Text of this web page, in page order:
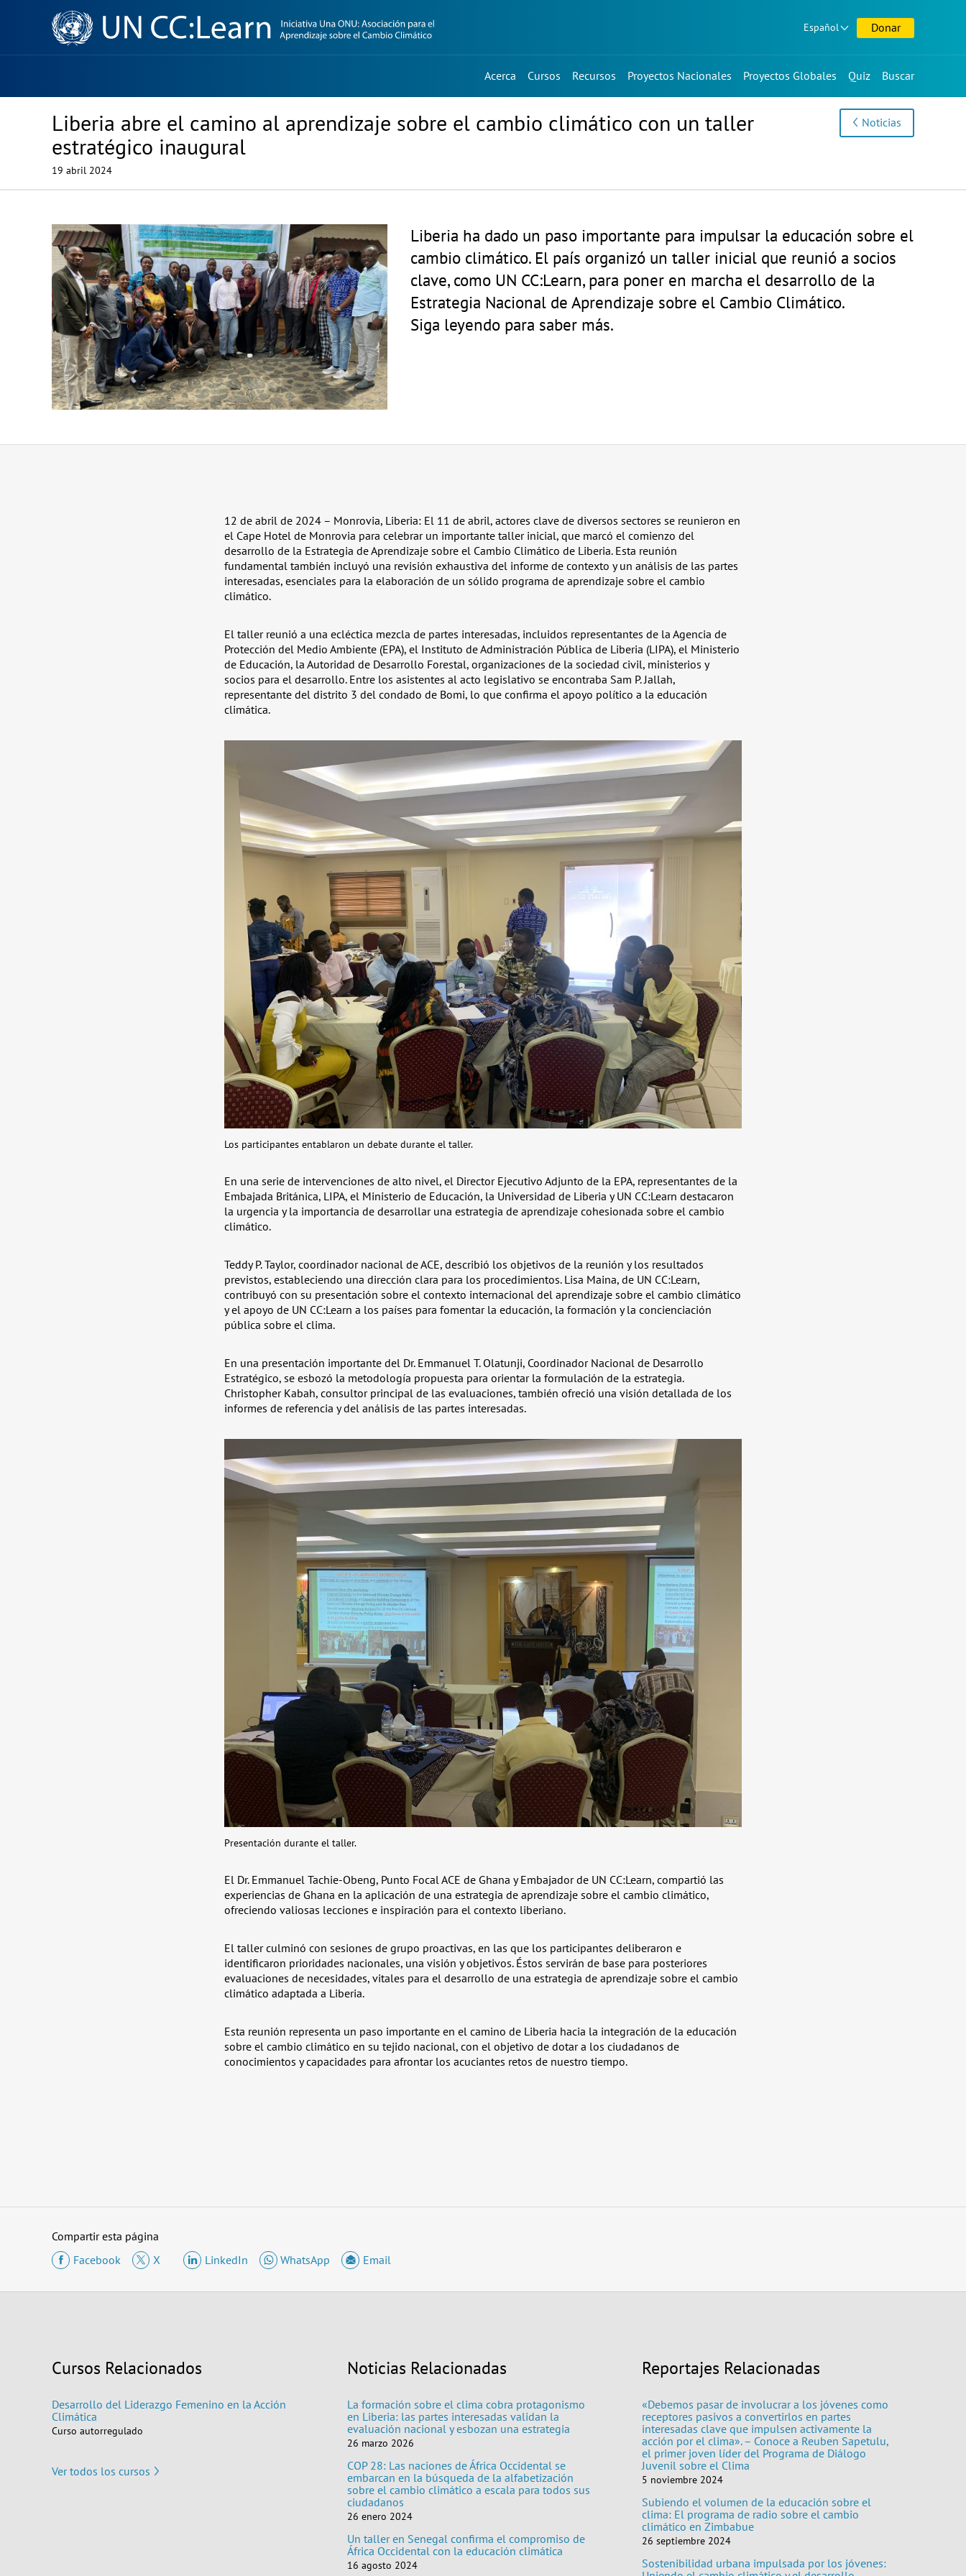
Knowledge
Sharing
Platform
Español Donar
Acerca Cursos Recursos Proyectos Nacionales Proyectos Globales Quiz Buscar
Liberia abre el camino al aprendizaje sobre el cambio climático con un taller
estratégico inaugural
19 abril 2024
Noticias
Liberia ha dado un paso importante para impulsar la educación sobre el
cambio climático. El país organizó un taller inicial que reunió a socios
clave, como UN CC:Learn, para poner en marcha el desarrollo de la
Estrategia Nacional de Aprendizaje sobre el Cambio Climático.
Siga leyendo para saber más.
12 de abril de 2024 – Monrovia, Liberia: El 11 de abril, actores clave de diversos sectores se reunieron en
el Cape Hotel de Monrovia para celebrar un importante taller inicial, que marcó el comienzo del
desarrollo de la Estrategia de Aprendizaje sobre el Cambio Climático de Liberia. Esta reunión
fundamental también incluyó una revisión exhaustiva del informe de contexto y un análisis de las partes
interesadas, esenciales para la elaboración de un sólido programa de aprendizaje sobre el cambio
climático.
El taller reunió a una ecléctica mezcla de partes interesadas, incluidos representantes de la Agencia de
Protección del Medio Ambiente (EPA), el Instituto de Administración Pública de Liberia (LIPA), el Ministerio
de Educación, la Autoridad de Desarrollo Forestal, organizaciones de la sociedad civil, ministerios y
socios para el desarrollo. Entre los asistentes al acto legislativo se encontraba Sam P. Jallah,
representante del distrito 3 del condado de Bomi, lo que confirma el apoyo político a la educación
climática.
Los participantes entablaron un debate durante el taller.
En una serie de intervenciones de alto nivel, el Director Ejecutivo Adjunto de la EPA, representantes de la
Embajada Británica, LIPA, el Ministerio de Educación, la Universidad de Liberia y UN CC:Learn destacaron
la urgencia y la importancia de desarrollar una estrategia de aprendizaje cohesionada sobre el cambio
climático.
Teddy P. Taylor, coordinador nacional de ACE, describió los objetivos de la reunión y los resultados
previstos, estableciendo una dirección clara para los procedimientos. Lisa Maina, de UN CC:Learn,
contribuyó con su presentación sobre el contexto internacional del aprendizaje sobre el cambio climático
y el apoyo de UN CC:Learn a los países para fomentar la educación, la formación y la concienciación
pública sobre el clima.
En una presentación importante del Dr. Emmanuel T. Olatunji, Coordinador Nacional de Desarrollo
Estratégico, se esbozó la metodología propuesta para orientar la formulación de la estrategia.
Christopher Kabah, consultor principal de las evaluaciones, también ofreció una visión detallada de los
informes de referencia y del análisis de las partes interesadas.
Presentación durante el taller.
El Dr. Emmanuel Tachie-Obeng, Punto Focal ACE de Ghana y Embajador de UN CC:Learn, compartió las
experiencias de Ghana en la aplicación de una estrategia de aprendizaje sobre el cambio climático,
ofreciendo valiosas lecciones e inspiración para el contexto liberiano.
El taller culminó con sesiones de grupo proactivas, en las que los participantes deliberaron e
identificaron prioridades nacionales, una visión y objetivos. Éstos servirán de base para posteriores
evaluaciones de necesidades, vitales para el desarrollo de una estrategia de aprendizaje sobre el cambio
climático adaptada a Liberia.
Esta reunión representa un paso importante en el camino de Liberia hacia la integración de la educación
sobre el cambio climático en su tejido nacional, con el objetivo de dotar a los ciudadanos de
conocimientos y capacidades para afrontar los acuciantes retos de nuestro tiempo.
Compartir esta página
Facebook
X LinkedIn WhatsApp Email
Cursos Relacionados
Desarrollo del Liderazgo Femenino en la Acción
Climática
Curso autorregulado
Ver todos los cursos
Noticias Relacionadas
La formación sobre el clima cobra protagonismo
en Liberia: las partes interesadas validan la
evaluación nacional y esbozan una estrategia
26 marzo 2026
COP 28: Las naciones de África Occidental se
embarcan en la búsqueda de la alfabetización
sobre el cambio climático a escala para todos sus
ciudadanos
26 enero 2024
Un taller en Senegal confirma el compromiso de
África Occidental con la educación climática
16 agosto 2024
Reportajes Relacionadas
«Debemos pasar de involucrar a los jóvenes como
receptores pasivos a convertirlos en partes
interesadas clave que impulsen activamente la
acción por el clima». – Conoce a Reuben Sapetulu,
el primer joven líder del Programa de Diálogo
Juvenil sobre el Clima
5 noviembre 2024
Subiendo el volumen de la educación sobre el
clima: El programa de radio sobre el cambio
climático en Zimbabue
26 septiembre 2024
Sostenibilidad urbana impulsada por los jóvenes: